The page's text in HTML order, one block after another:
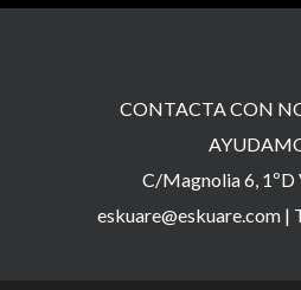
CONTACTA CON
C/Magnolia 6, 1ºD
eskuare@eskuare.com |